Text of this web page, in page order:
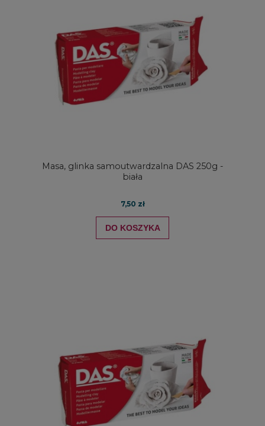
Masa, glinka samoutwardzalna DAS 250g -
biała
7,50 zł
DO KOSZYKA